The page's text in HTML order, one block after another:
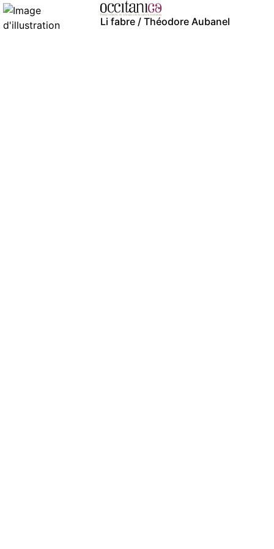
Li fabre / Théodore Aubanel